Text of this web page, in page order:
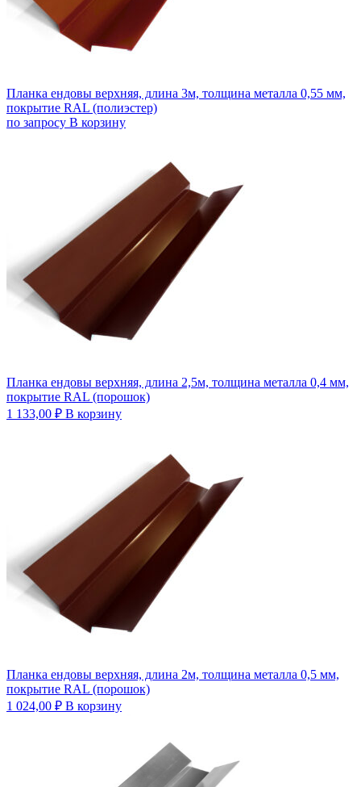
Планка ендовы верхняя, длина 3м, толщина металла 0,55 мм,
покрытие RAL (полиэстер)
по запросу В корзину
Планка ендовы верхняя, длина 2,5м, толщина металла 0,4 мм,
покрытие RAL (порошок)
1 133,00 ₽ В корзину
Планка ендовы верхняя, длина 2м, толщина металла 0,5 мм,
покрытие RAL (порошок)
1 024,00 ₽ В корзину